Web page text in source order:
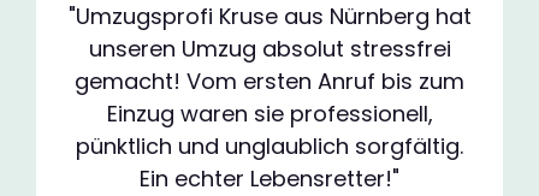
"Umzugsprofi Kruse aus Nürnberg hat
unseren Umzug absolut stressfrei
gemacht! Vom ersten Anruf bis zum
Einzug waren sie professionell,
pünktlich und unglaublich sorgfältig.
Ein echter Lebensretter!"